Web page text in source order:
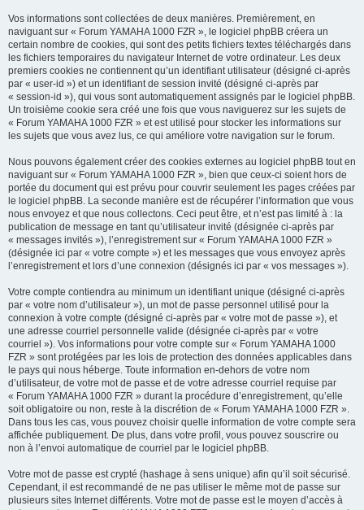
Vos informations sont collectées de deux manières. Premièrement, en
naviguant sur « Forum YAMAHA 1000 FZR », le logiciel phpBB créera un
certain nombre de cookies, qui sont des petits fichiers textes téléchargés dans
les fichiers temporaires du navigateur Internet de votre ordinateur. Les deux
premiers cookies ne contiennent qu’un identifiant utilisateur (désigné ci-après
par « user-id ») et un identifiant de session invité (désigné ci-après par
« session-id »), qui vous sont automatiquement assignés par le logiciel phpBB.
Un troisième cookie sera créé une fois que vous naviguerez sur les sujets de
« Forum YAMAHA 1000 FZR » et est utilisé pour stocker les informations sur
les sujets que vous avez lus, ce qui améliore votre navigation sur le forum.
Nous pouvons également créer des cookies externes au logiciel phpBB tout en
naviguant sur « Forum YAMAHA 1000 FZR », bien que ceux-ci soient hors de
portée du document qui est prévu pour couvrir seulement les pages créées par
le logiciel phpBB. La seconde manière est de récupérer l’information que vous
nous envoyez et que nous collectons. Ceci peut être, et n’est pas limité à : la
publication de message en tant qu’utilisateur invité (désignée ci-après par
« messages invités »), l’enregistrement sur « Forum YAMAHA 1000 FZR »
(désignée ici par « votre compte ») et les messages que vous envoyez après
l’enregistrement et lors d’une connexion (désignés ici par « vos messages »).
Votre compte contiendra au minimum un identifiant unique (désigné ci-après
par « votre nom d’utilisateur »), un mot de passe personnel utilisé pour la
connexion à votre compte (désigné ci-après par « votre mot de passe »), et
une adresse courriel personnelle valide (désignée ci-après par « votre
courriel »). Vos informations pour votre compte sur « Forum YAMAHA 1000
FZR » sont protégées par les lois de protection des données applicables dans
le pays qui nous héberge. Toute information en-dehors de votre nom
d’utilisateur, de votre mot de passe et de votre adresse courriel requise par
« Forum YAMAHA 1000 FZR » durant la procédure d’enregistrement, qu’elle
soit obligatoire ou non, reste à la discrétion de « Forum YAMAHA 1000 FZR ».
Dans tous les cas, vous pouvez choisir quelle information de votre compte sera
affichée publiquement. De plus, dans votre profil, vous pouvez souscrire ou
non à l’envoi automatique de courriel par le logiciel phpBB.
Votre mot de passe est crypté (hashage à sens unique) afin qu’il soit sécurisé.
Cependant, il est recommandé de ne pas utiliser le même mot de passe sur
plusieurs sites Internet différents. Votre mot de passe est le moyen d’accès à